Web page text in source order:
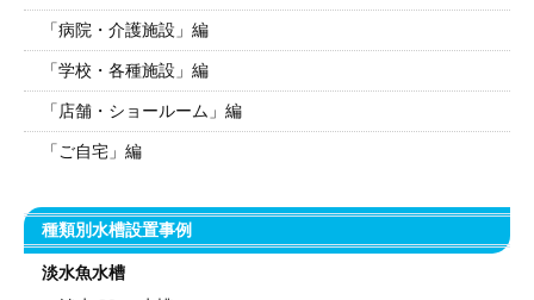
「病院・介護施設」編
「学校・各種施設」編
「店舗・ショールーム」編
「ご自宅」編
種類別水槽設置事例
淡水魚水槽